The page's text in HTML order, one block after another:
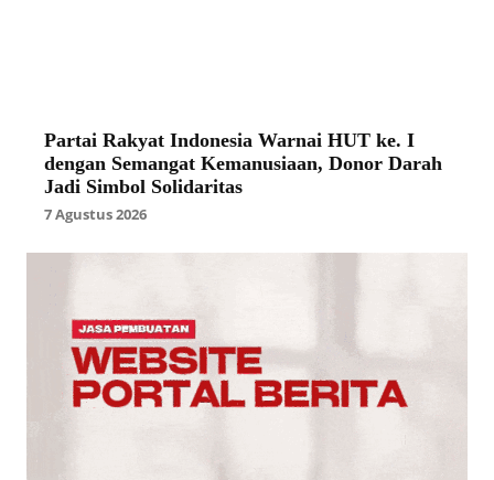
Partai Rakyat Indonesia Warnai HUT ke. I
dengan Semangat Kemanusiaan, Donor Darah
Jadi Simbol Solidaritas
7 Agustus 2026